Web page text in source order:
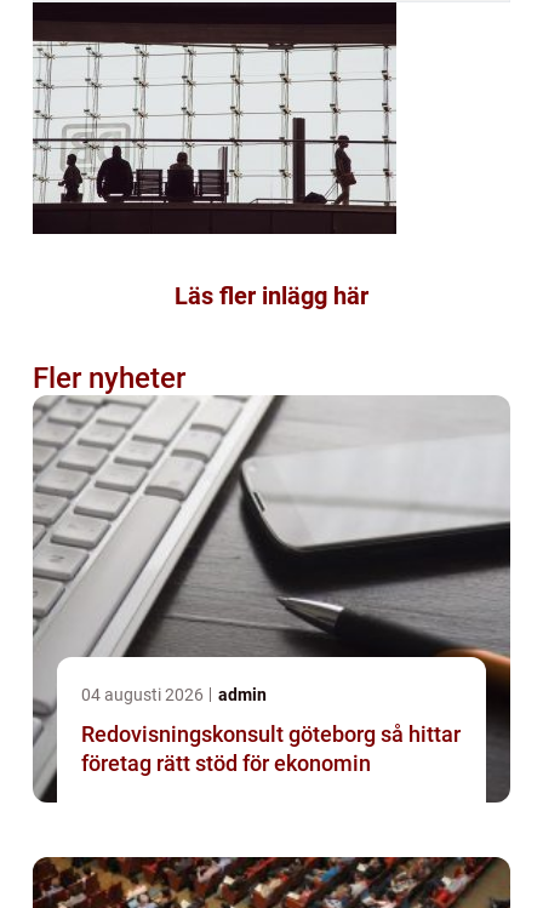
Läs fler inlägg här
Fler nyheter
04 augusti 2026 admin
Redovisningskonsult göteborg så hittar
företag rätt stöd för ekonomin